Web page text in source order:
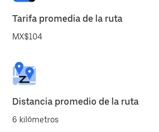
Tarifa promedia de la ruta
MX$104
Distancia promedio de la ruta
6 kilómetros